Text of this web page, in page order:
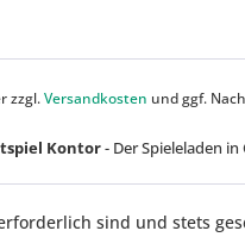
zzgl.Versandkosten und ggf.
Kontor- Der Spieleladen in
sind und stets